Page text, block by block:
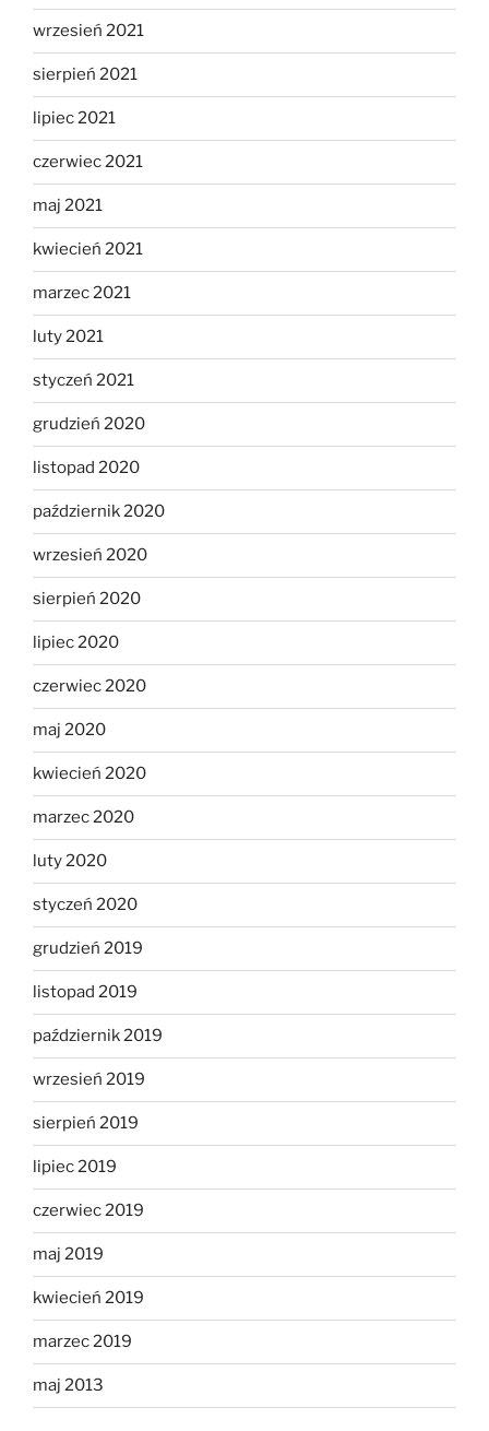
wrzesień 2021
sierpień 2021
lipiec 2021
czerwiec 2021
maj 2021
kwiecień 2021
marzec 2021
luty 2021
styczeń 2021
grudzień 2020
listopad 2020
październik 2020
wrzesień 2020
sierpień 2020
lipiec 2020
czerwiec 2020
maj 2020
kwiecień 2020
marzec 2020
luty 2020
styczeń 2020
grudzień 2019
listopad 2019
październik 2019
wrzesień 2019
sierpień 2019
lipiec 2019
czerwiec 2019
maj 2019
kwiecień 2019
marzec 2019
maj 2013